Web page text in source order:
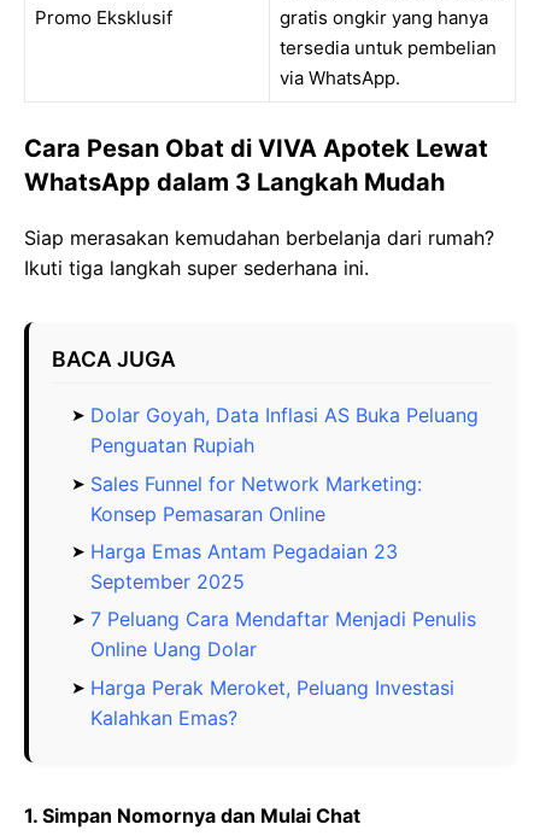
Promo Eksklusif
gratis ongkir yang hanya
tersedia untuk pembelian
via WhatsApp.
Cara Pesan Obat di VIVA Apotek Lewat
WhatsApp dalam 3 Langkah Mudah
Siap merasakan kemudahan berbelanja dari rumah?
Ikuti tiga langkah super sederhana ini.
BACA JUGA
Dolar Goyah, Data Inflasi AS Buka Peluang
Penguatan Rupiah
Sales Funnel for Network Marketing:
Konsep Pemasaran Online
Harga Emas Antam Pegadaian 23
September 2025
7 Peluang Cara Mendaftar Menjadi Penulis
Online Uang Dolar
Harga Perak Meroket, Peluang Investasi
Kalahkan Emas?
1. Simpan Nomornya dan Mulai Chat